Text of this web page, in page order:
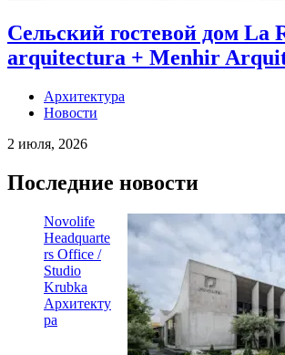
Сельский гостевой дом La
arquitectura + Menhir
Архитектура
Новости
2 июля, 2026
Последние новости
Novolife
Headquarte
rs Office /
Studio
Krubka
Архитекту
ра